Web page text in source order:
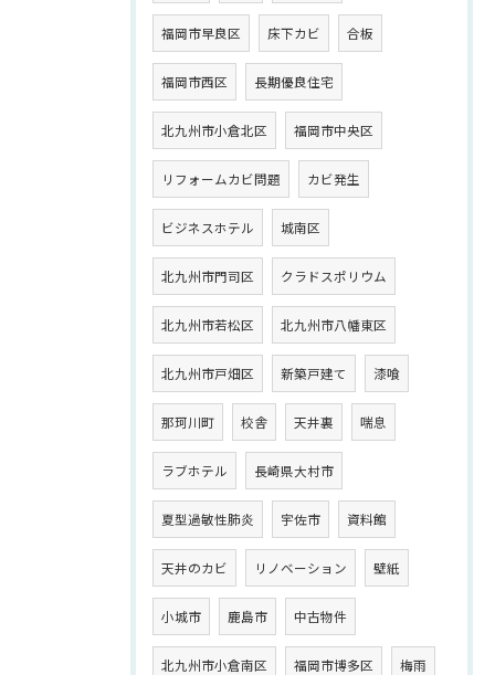
福岡市早良区 床下カビ 合板
福岡市西区 長期優良住宅
北九州市小倉北区 福岡市中央区
リフォームカビ問題 カビ発生
ビジネスホテル 城南区
北九州市門司区 クラドスポリウム
北九州市若松区 北九州市八幡東区
北九州市戸畑区 新築戸建て 漆喰
那珂川町 校舎 天井裏 喘息
ラブホテル 長崎県大村市
夏型過敏性肺炎 宇佐市 資料館
天井のカビ リノベーション 壁紙
小城市 鹿島市 中古物件
北九州市小倉南区 福岡市博多区 梅雨